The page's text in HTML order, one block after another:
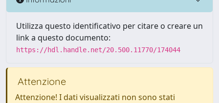
Utilizza questo identificativo per citare o creare un
link a questo documento:
https://hdl.handle.net/20.500.11770/174044
Attenzione
Attenzione! I dati visualizzati non sono stati